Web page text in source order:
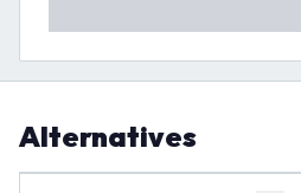
Alternatives